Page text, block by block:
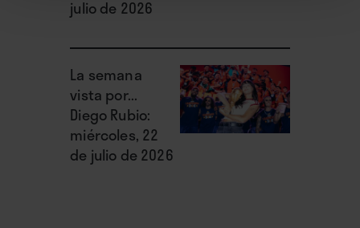
como su protagonista, de su derecho a tener
siempre la última palabra. ∎
julio de 2026
La semana
vista por...
Diego Rubio:
miércoles, 22
de julio de 2026